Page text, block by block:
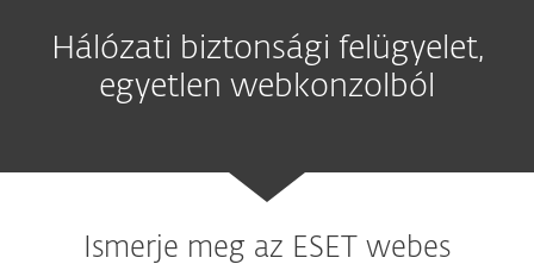
Hálózati biztonsági felügyelet,
egyetlen webkonzolból
Ismerje meg az ESET webes